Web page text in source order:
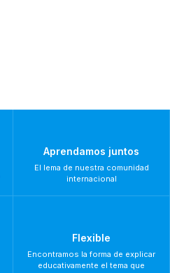
Aprendamos juntos
El lema de nuestra comunidad
internacional
Flexible
Encontramos la forma de explicar
educativamente el tema que